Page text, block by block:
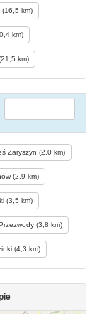
km)
km)
km)
Zaryszyn (2,0 km)
(2,9 km)
(3,5 km)
(3,8 km)
(4,3 km)